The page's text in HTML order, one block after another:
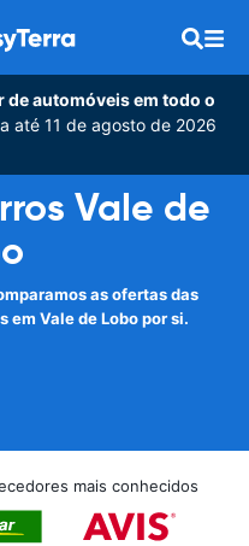
automóveis em todo o
até 11 de agosto de 2026
Vale de
as ofertas das
em Vale de Lobo por si.
mais conhecidos